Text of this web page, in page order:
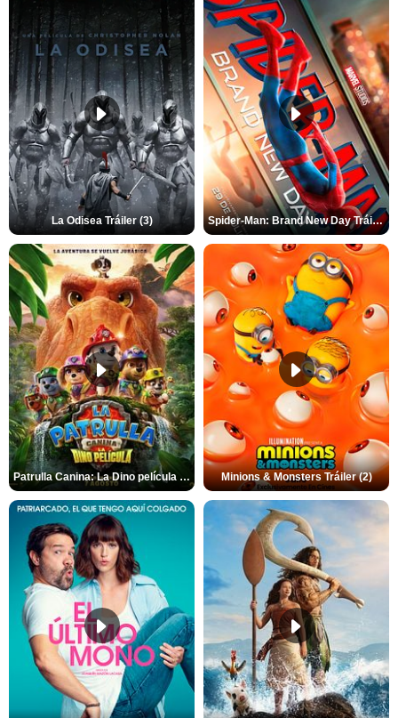
La Odisea Tráiler (3) Spider-Man: Brand New Day Tráiler (3)
Patrulla Canina: La Dino película Tráiler VO Minions & Monsters Tráiler (2)